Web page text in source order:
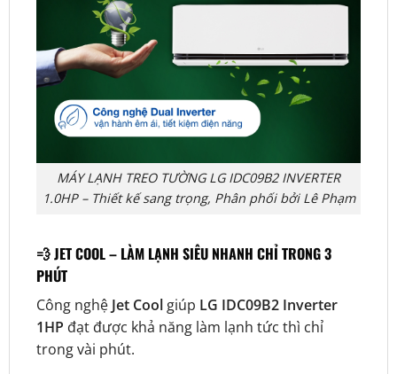
MÁY LẠNH TREO TƯỜNG LG IDC09B2 INVERTER
1.0HP – Thiết kế sang trọng, Phân phối bởi Lê Phạm
💨JET COOL – LÀM LẠNH SIÊU NHANH CHỈ TRONG 3
PHÚT
Công nghệ Jet Coolgiúp LG IDC09B2 Inverter
1HP đạt được khả năng làm lạnh tức thì chỉ
trong vài phút.